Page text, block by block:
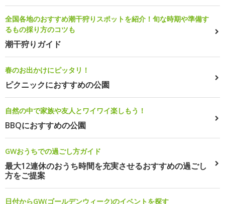
全国各地のおすすめ潮干狩りスポットを紹介！旬な時期や準備す
るもの採り方のコツも
潮干狩りガイド
春のお出かけにピッタリ！
ピクニックにおすすめの公園
自然の中で家族や友人とワイワイ楽しもう！
BBQにおすすめの公園
GWおうちでの過ごし方ガイド
最大12連休のおうち時間を充実させるおすすめの過ごし
方をご提案
日付からGW(ゴールデンウィーク)のイベントを探す